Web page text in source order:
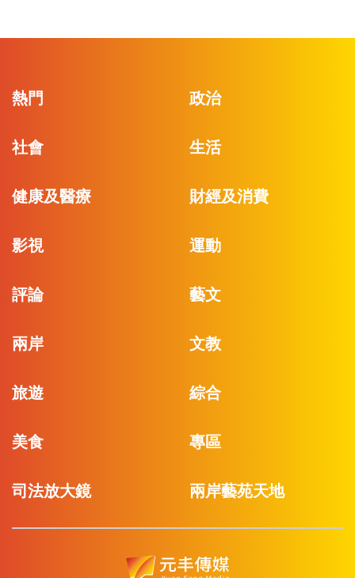
熱門 政治
社會 生活
健康及醫療 財經及消費
影視 運動
評論 藝文
兩岸 文教
旅遊 綜合
美食 專區
司法放大鏡 兩岸藝苑天地